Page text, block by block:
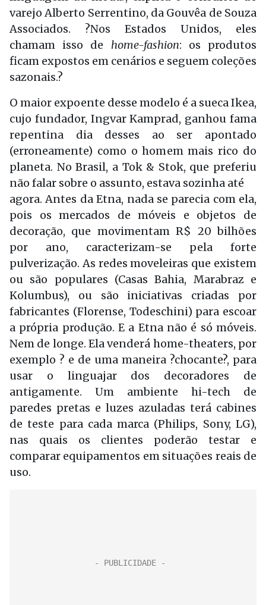
varejo Alberto Serrentino, da Gouvêa de Souza
Associados. ?Nos Estados Unidos, eles
chamam isso de home-fashion: os produtos
ficam expostos em cenários e seguem coleções
sazonais.?
O maior expoente desse modelo é a sueca Ikea,
cujo fundador, Ingvar Kamprad, ganhou fama
repentina dia desses ao ser apontado
(erroneamente) como o homem mais rico do
planeta. No Brasil, a Tok & Stok, que preferiu
não falar sobre o assunto, estava sozinha até
agora. Antes da Etna, nada se parecia com ela,
pois os mercados de móveis e objetos de
decoração, que movimentam R$ 20 bilhões
por ano, caracterizam-se pela forte
pulverização. As redes moveleiras que existem
ou são populares (Casas Bahia, Marabraz e
Kolumbus), ou são iniciativas criadas por
fabricantes (Florense, Todeschini) para escoar
a própria produção. E a Etna não é só móveis.
Nem de longe. Ela venderá home-theaters, por
exemplo ? e de uma maneira ?chocante?, para
usar o linguajar dos decoradores de
antigamente. Um ambiente hi-tech de
paredes pretas e luzes azuladas terá cabines
de teste para cada marca (Philips, Sony, LG),
nas quais os clientes poderão testar e
comparar equipamentos em situações reais de
uso.